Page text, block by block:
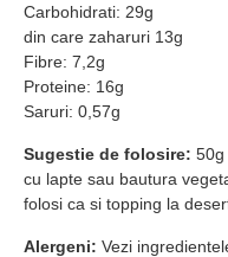
Carbohidrati: 29g
din care zaharuri 13g
Fibre: 7,2g
Proteine: 16g
Saruri: 0,57g
Sugestie de folosire: 50g
cu lapte sau bautura
folosi ca si topping la
Alergeni: Vezi